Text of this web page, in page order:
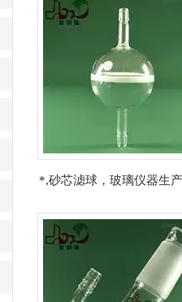
*,砂芯滤球，玻璃仪器生